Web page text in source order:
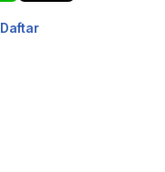
Daftar